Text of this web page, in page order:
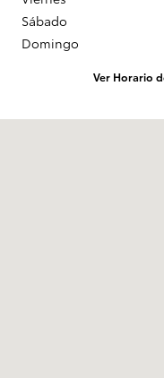
Sábado
Domingo
Ver Horario